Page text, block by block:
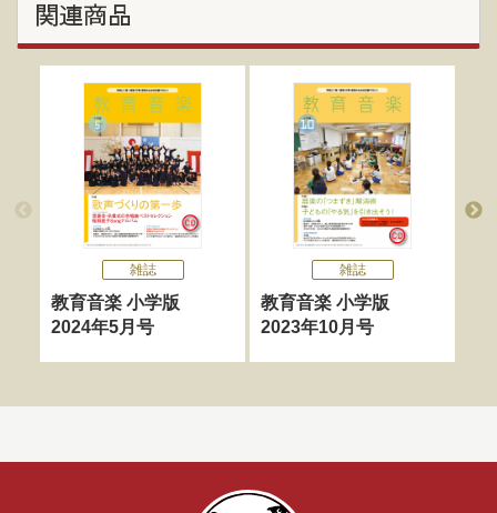
関連商品
雑誌
教育音楽 小学版
2024年5月号
雑誌
教育音楽 小学版
2023年10月号